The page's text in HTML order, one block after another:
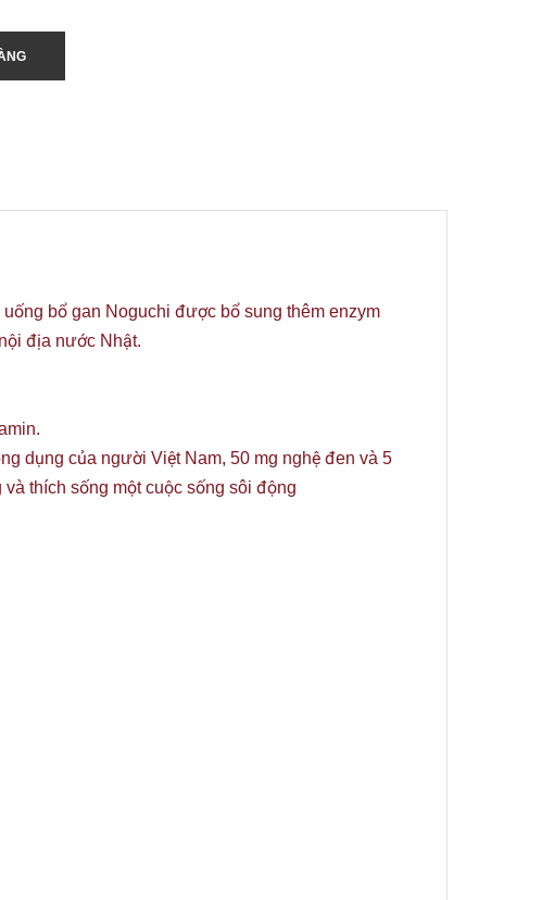
bổ gan Noguchi được bổ sung thêm enzym
địa nước Nhật.
dụng của người Việt Nam, 50 mg nghệ đen và 5
thích sống một cuộc sống sôi động